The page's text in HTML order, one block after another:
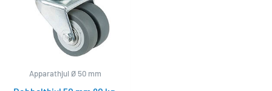
Apparathjul Ø 50 mm